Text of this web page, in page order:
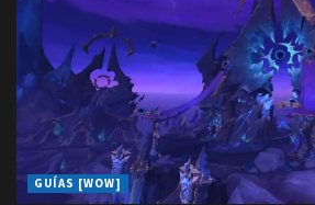
GUÍAS [WOW]